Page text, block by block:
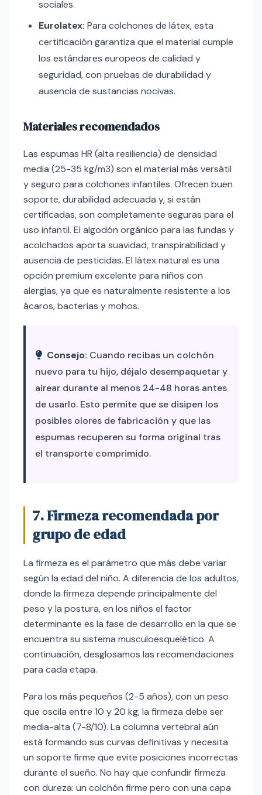
sociales.
Eurolatex: Para colchones de látex, esta
certificación garantiza que el material cumple
los estándares europeos de calidad y
seguridad, con pruebas de durabilidad y
ausencia de sustancias nocivas.
Materiales recomendados
Las espumas HR (alta resiliencia) de densidad
media (25-35 kg/m3) son el material más versátil
y seguro para colchones infantiles. Ofrecen buen
soporte, durabilidad adecuada y, si están
certificadas, son completamente seguras para el
uso infantil. El algodón orgánico para las fundas y
acolchados aporta suavidad, transpirabilidad y
ausencia de pesticidas. El látex natural es una
opción premium excelente para niños con
alergias, ya que es naturalmente resistente a los
ácaros, bacterias y mohos.
Consejo: Cuando recibas un colchón
nuevo para tu hijo, déjalo desempaquetar y
airear durante al menos 24-48 horas antes
de usarlo. Esto permite que se disipen los
posibles olores de fabricación y que las
espumas recuperen su forma original tras
el transporte comprimido.
7. Firmeza recomendada por
grupo de edad
La firmeza es el parámetro que más debe variar
según la edad del niño. A diferencia de los adultos,
donde la firmeza depende principalmente del
peso y la postura, en los niños el factor
determinante es la fase de desarrollo en la que se
encuentra su sistema musculoesquelético. A
continuación, desglosamos las recomendaciones
para cada etapa.
Para los más pequeños (2-5 años), con un peso
que oscila entre 10 y 20 kg, la firmeza debe ser
media-alta (7-8/10). La columna vertebral aún
está formando sus curvas definitivas y necesita
un soporte firme que evite posiciones incorrectas
durante el sueño. No hay que confundir firmeza
con dureza: un colchón firme pero con una capa